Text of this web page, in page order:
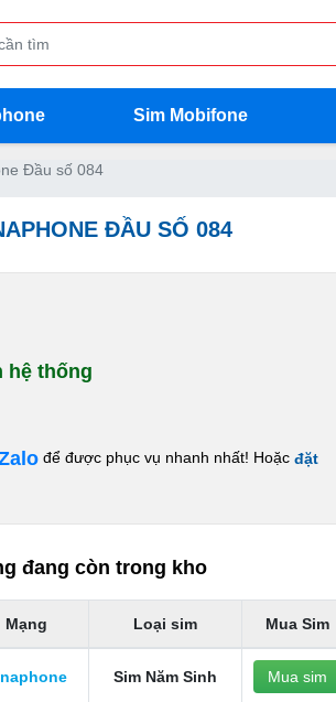
Sim Mobifone
Đầu số 084
ĐẦU SỐ 084
hệ thống
để được phục vụ nhanh nhất! Hoặc đặt
đang còn trong kho
Mạng Loại sim Mua Sim
Sim Năm Sinh Mua sim